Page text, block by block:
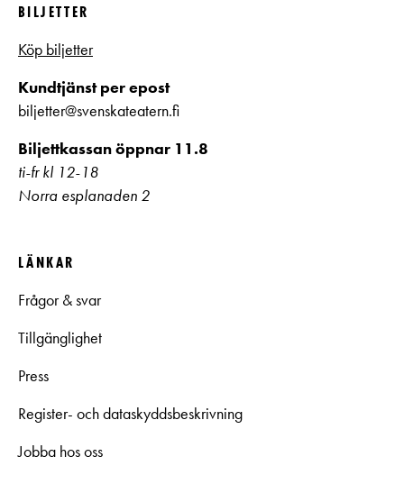
BILJETTER
Köp biljetter
Kundtjänst per epost
biljetter@svenskateatern.fi
Biljettkassan öppnar 11.8
ti-fr kl 12-18
Norra esplanaden 2
LÄNKAR
Frågor & svar
Tillgänglighet
Press
Register- och dataskyddsbeskrivning
Jobba hos oss